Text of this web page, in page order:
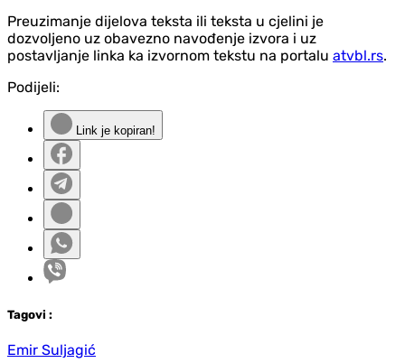
Preuzimanje dijelova teksta ili teksta u cjelini je
dozvoljeno uz obavezno navođenje izvora i uz
postavljanje linka ka izvornom tekstu na portalu atvbl.rs.
Podijeli:
Link je kopiran!
Tagovi :
Emir Suljagić